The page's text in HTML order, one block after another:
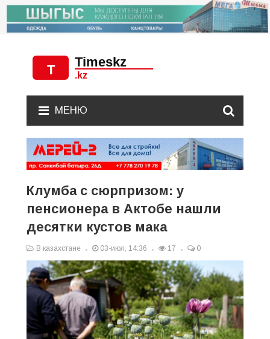
МЕНЮ
Клумба с сюрпризом: у
пенсионера в Актобе нашли
десятки кустов мака
В казахстане 03-июл, 14:36 17 0